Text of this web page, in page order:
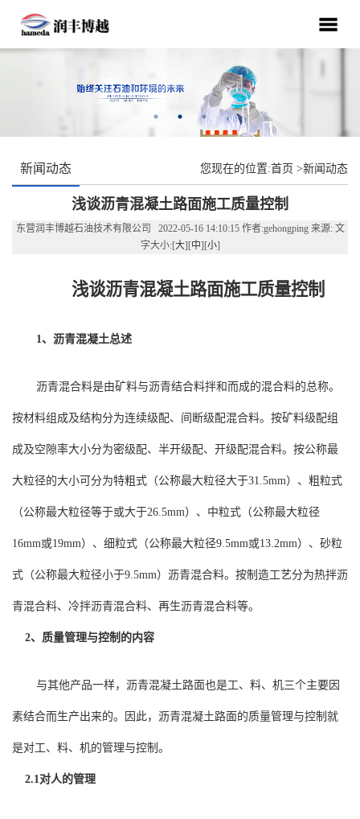
新闻动态 您现在的位置:首页 >新闻动态
浅谈沥青混凝土路面施工质量控制
东营润丰博越石油技术有限公司 2022-05-16 14:10:15 作者:gehongping 来源: 文
字大小:[大][中][小]
浅谈沥青混凝土路面施工质量控制
1、沥青混凝土总述
沥青混合料是由矿料与沥青结合料拌和而成的混合料的总称。
按材料组成及结构分为连续级配、间断级配混合料。按矿料级配组
成及空隙率大小分为密级配、半开级配、开级配混合料。按公称最
大粒径的大小可分为特粗式（公称最大粒径大于31.5mm）、粗粒式
（公称最大粒径等于或大于26.5mm）、中粒式（公称最大粒径
16mm或19mm）、细粒式（公称最大粒径9.5mm或13.2mm）、砂粒
式（公称最大粒径小于9.5mm）沥青混合料。按制造工艺分为热拌沥
青混合料、冷拌沥青混合料、再生沥青混合料等。
2、质量管理与控制的内容
与其他产品一样，沥青混凝土路面也是工、料、机三个主要因
素结合而生产出来的。因此，沥青混凝土路面的质量管理与控制就
是对工、料、机的管理与控制。
2.1对人的管理